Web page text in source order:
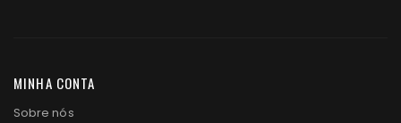
MINHA CONTA
Sobre nós